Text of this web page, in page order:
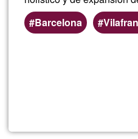
Barcelona